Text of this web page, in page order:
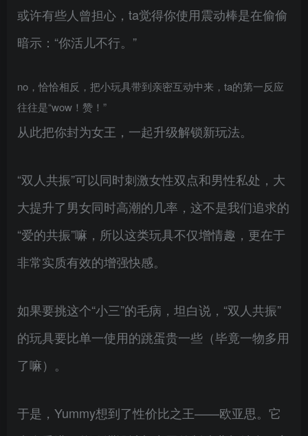
或许有些人曾担心，ta觉得你使用震动棒是在偷偷
暗示：“你活儿不行。”
no，恰恰相反，把小玩具带到亲密互动中来，ta的第一反应
往往是“wow！赞！”
从此把你封为女王，一起升级解锁新玩法。
“双人共振”可以同时刺激女性双点和男性私处，大
大提升了男女同时高潮的几率，这不是我们追求的
“爱的共振”嘛，所以这类玩具不仅增情趣，更在于
非常实质有效的增强快感。
如果要挑这个“小三”的毛病，坦白说，“双人共振”
的玩具要比单一使用的跳蛋贵一些（毕竟一物多用
了嘛）。
于是，Yummy想到了性价比之王——欧亚思。它